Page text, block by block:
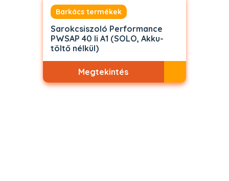
Barkács termékek
Sarokcsiszoló Performance
PWSAP 40 li A1 (SOLO, Akku-
töltő nélkül)
Megtekintés